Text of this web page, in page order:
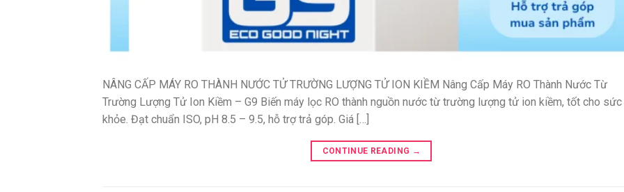
NÂNG CẤP MÁY RO THÀNH NƯỚC TỬ TRƯỜNG LƯỢNG TỬ ION KIỀM Nâng Cấp Máy RO Thành Nước Từ
Trường Lượng Tử Ion Kiềm – G9 Biến máy lọc RO thành nguồn nước từ trường lượng tử ion kiềm, tốt cho sức
khỏe. Đạt chuẩn ISO, pH 8.5 – 9.5, hỗ trợ trả góp. Giá […]
CONTINUE READING →